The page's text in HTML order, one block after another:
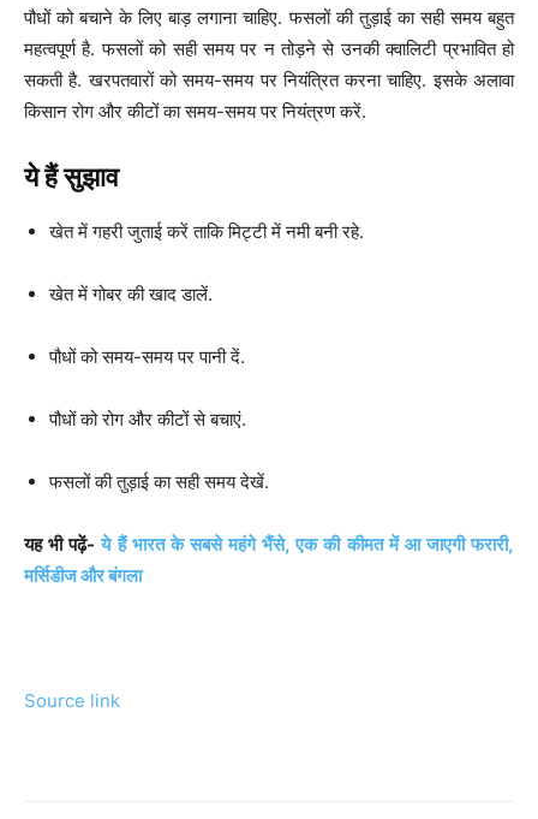
पौधों को बचाने के लिए बाड़ लगाना चाहिए. फसलों की तुड़ाई का सही समय बहुत
महत्वपूर्ण है. फसलों को सही समय पर न तोड़ने से उनकी क्वालिटी प्रभावित हो
सकती है. खरपतवारों को समय-समय पर नियंत्रित करना चाहिए. इसके अलावा
किसान रोग और कीटों का समय-समय पर नियंत्रण करें.
ये हैं सुझाव
खेत में गहरी जुताई करें ताकि मिट्टी में नमी बनी रहे.
खेत में गोबर की खाद डालें.
पौधों को समय-समय पर पानी दें.
पौधों को रोग और कीटों से बचाएं.
फसलों की तुड़ाई का सही समय देखें.
यह भी पढ़ें- ये हैं भारत के सबसे महंगे भैंसे, एक की कीमत में आ जाएगी फरारी,
मर्सिडीज और बंगला
Source link